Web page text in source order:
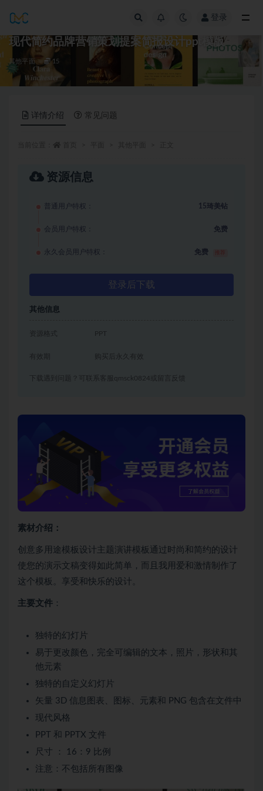
登录
现代简约品牌营销策划提案简报设计ppt模版
其他平面 15
详情介绍 常见问题
资源信息
普通用户特权： 15琦美钻
会员用户特权： 免费
永久会员用户特权： 免费
登录后下载
其他信息
资源格式
有效期 购买后永久有效
下载遇到问题？可联系客服qmsck0824或留言反馈
素材介绍：
创意多用途模板设计主题演讲模板通过时尚和简约的设计
使您的演示文稿变得如此简单，而且我用爱和激情制作了
这个模板。享受和快乐的设计。
主要文件 ：
独特的幻灯片
易于更改颜色，完全可编辑的文本，照片，形状和其
他元素
独特的自定义幻灯片
矢量 3D 信息图表、图标、元素和 PNG 包含在文件中
现代风格
PPT 和 PPTX 文件
尺寸 ： 16：9 比例
注意：不包括所有图像